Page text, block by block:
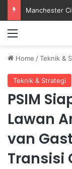
Home /Teknik &
Teknik & Strategi
PSIM
Lawan
van
Transisi